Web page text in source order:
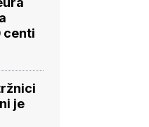
centi
je